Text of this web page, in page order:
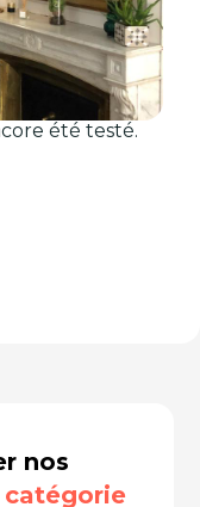
été testé.
nos
catégorie